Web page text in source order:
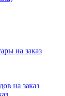
на заказ
на заказ